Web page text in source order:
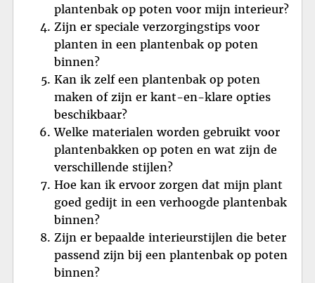
plantenbak op poten voor mijn interieur?
Zijn er speciale verzorgingstips voor
planten in een plantenbak op poten
binnen?
Kan ik zelf een plantenbak op poten
maken of zijn er kant-en-klare opties
beschikbaar?
Welke materialen worden gebruikt voor
plantenbakken op poten en wat zijn de
verschillende stijlen?
Hoe kan ik ervoor zorgen dat mijn plant
goed gedijt in een verhoogde plantenbak
binnen?
Zijn er bepaalde interieurstijlen die beter
passend zijn bij een plantenbak op poten
binnen?